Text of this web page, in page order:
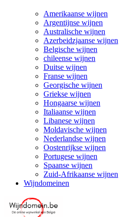
Amerikaanse wijnen
Argentijnse wijnen
Australische wijnen
Azerbeidzjaanse wijnen
Belgische wijnen
chileense wijnen
Duitse wijnen
Franse wijnen
Georgische wijnen
Griekse wijnen
Hongaarse wijnen
Italiaanse wijnen
Libanese wijnen
Moldavische wijnen
Nederlandse wijnen
Oostenrijkse wijnen
Portugese wijnen
Spaanse wijnen
Zuid-Afrikaanse wijnen
Wijndomeinen